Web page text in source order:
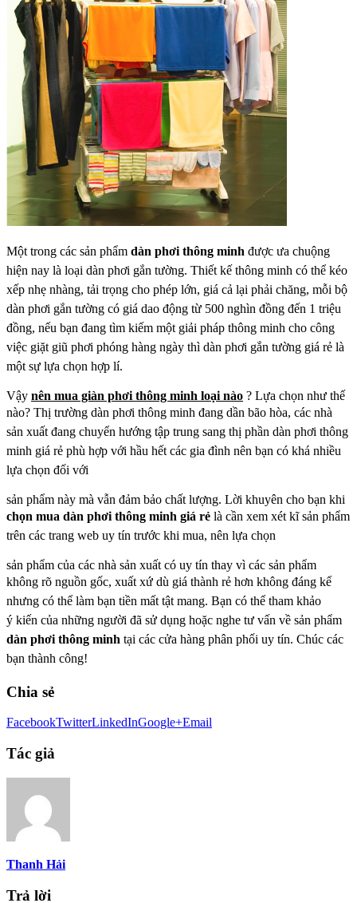
Một trong các sản phẩm dàn phơi thông minh được ưa chuộng
hiện nay là loại dàn phơi gắn tường. Thiết kế thông minh có thể kéo
xếp nhẹ nhàng, tải trọng cho phép lớn, giá cả lại phải chăng, mỗi bộ
dàn phơi gắn tường có giá dao động từ 500 nghìn đồng đến 1 triệu
đồng, nếu bạn đang tìm kiếm một giải pháp thông minh cho công
việc giặt giũ phơi phóng hàng ngày thì dàn phơi gắn tường giá rẻ là
một sự lựa chọn hợp lí.
Vậy nên mua giàn phơi thông minh loại nào ? Lựa chọn như thế
nào? Thị trường dàn phơi thông minh đang dần bão hòa, các nhà
sản xuất đang chuyển hướng tập trung sang thị phần dàn phơi thông
minh giá rẻ phù hợp với hầu hết các gia đình nên bạn có khá nhiều
lựa chọn đối với
sản phẩm này mà vẫn đảm bảo chất lượng. Lời khuyên cho bạn khi
chọn mua dàn phơi thông minh giá rẻ là cần xem xét kĩ sản phẩm
trên các trang web uy tín trước khi mua, nên lựa chọn
sản phẩm của các nhà sản xuất có uy tín thay vì các sản phẩm
không rõ nguồn gốc, xuất xứ dù giá thành rẻ hơn không đáng kể
nhưng có thể làm bạn tiền mất tật mang. Bạn có thể tham khảo
ý kiến của những người đã sử dụng hoặc nghe tư vấn về sản phẩm
dàn phơi thông minh tại các cửa hàng phân phối uy tín. Chúc các
bạn thành công!
Chia sẻ
FacebookTwitterLinkedInGoogle+Email
Tác giả
Thanh Hải
Trả lời